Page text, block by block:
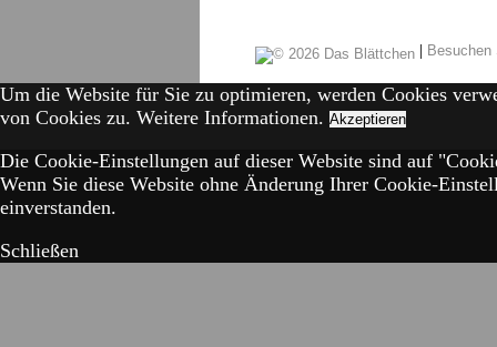
|
Um die Website für Sie zu optimieren, werden Cookies
von Cookies zu. Weitere Informationen. Akzeptieren
Die Cookie-Einstellungen auf dieser Website sind auf
Wenn Sie diese Website ohne Änderung Ihrer Cookie-
einverstanden.
Schließen